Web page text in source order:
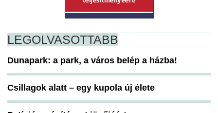
LEGOLVASOTTABB
Dunapark: a park, a város belép a házba!
Csillagok alatt – egy kupola új élete